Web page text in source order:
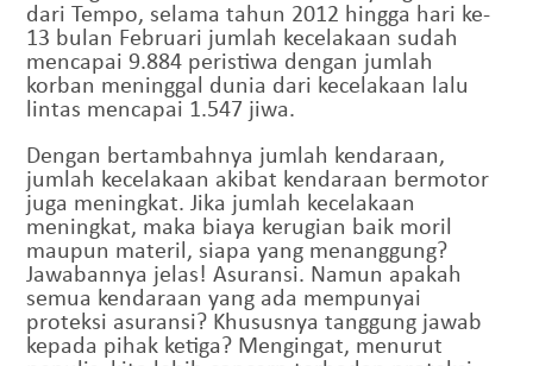
dari Tempo, selama tahun 2012 hingga hari ke-
13 bulan Februari jumlah kecelakaan sudah
mencapai 9.884 peristiwa dengan jumlah
korban meninggal dunia dari kecelakaan lalu
lintas mencapai 1.547 jiwa.
Dengan bertambahnya jumlah kendaraan,
jumlah kecelakaan akibat kendaraan bermotor
juga meningkat. Jika jumlah kecelakaan
meningkat, maka biaya kerugian baik moril
maupun materil, siapa yang menanggung?
Jawabannya jelas! Asuransi. Namun apakah
semua kendaraan yang ada mempunyai
proteksi asuransi? Khususnya tanggung jawab
kepada pihak ketiga? Mengingat, menurut